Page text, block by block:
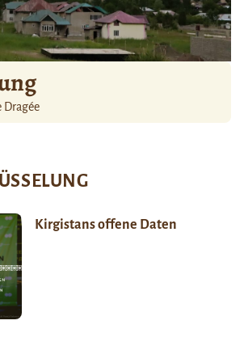
Dragée
Kirgistans offene Daten